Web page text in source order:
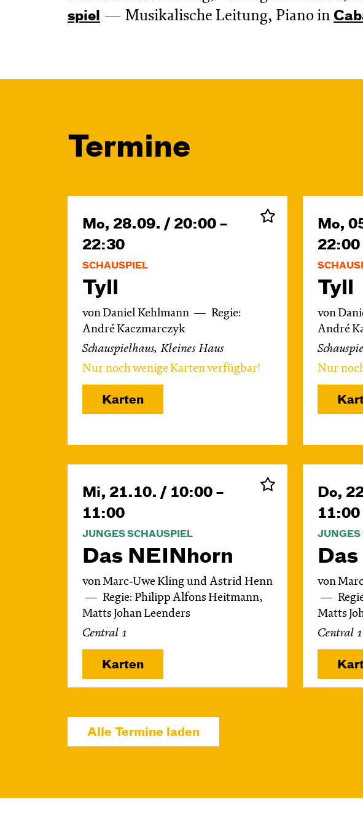
spiel
Musikalische Leitung, Piano in
Termine
Mo, 28.09. / 20:00 –
22:30
SCHAUSPIEL
Tyll
von Daniel Kehlmann
Regie:
André Kaczmarczyk
Schauspielhaus, Kleines Haus
Nur noch wenige Karten verfügbar!
Karten
Mo,
22:00
Tyll
von
André
Nur
Mi, 21.10. / 10:00 –
11:00
JUNGES SCHAUSPIEL
Das NEIN­horn
von Marc-Uwe Kling und Astrid Henn
Regie: Philipp Alfons Heitmann,
Matts Johan Leenders
Central 1
Karten
Do,
11:00
JUNGES
von
Matts
Central 1
JUNGES SCHAUSPIEL
JUNGES
Alle Termine laden